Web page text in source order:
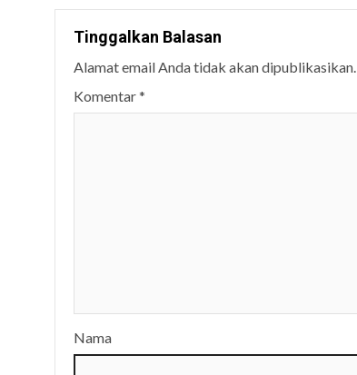
Tinggalkan Balasan
Alamat email Anda tidak akan dipublikasikan.
Komentar*
Nama